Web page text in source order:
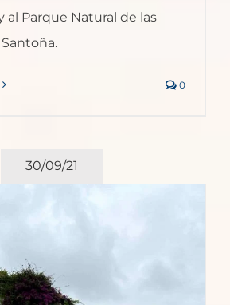
al Parque Natural de las
0
30/09/21